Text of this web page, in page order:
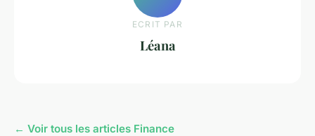
ECRIT PAR
Léana
← Voir tous les articles Finance